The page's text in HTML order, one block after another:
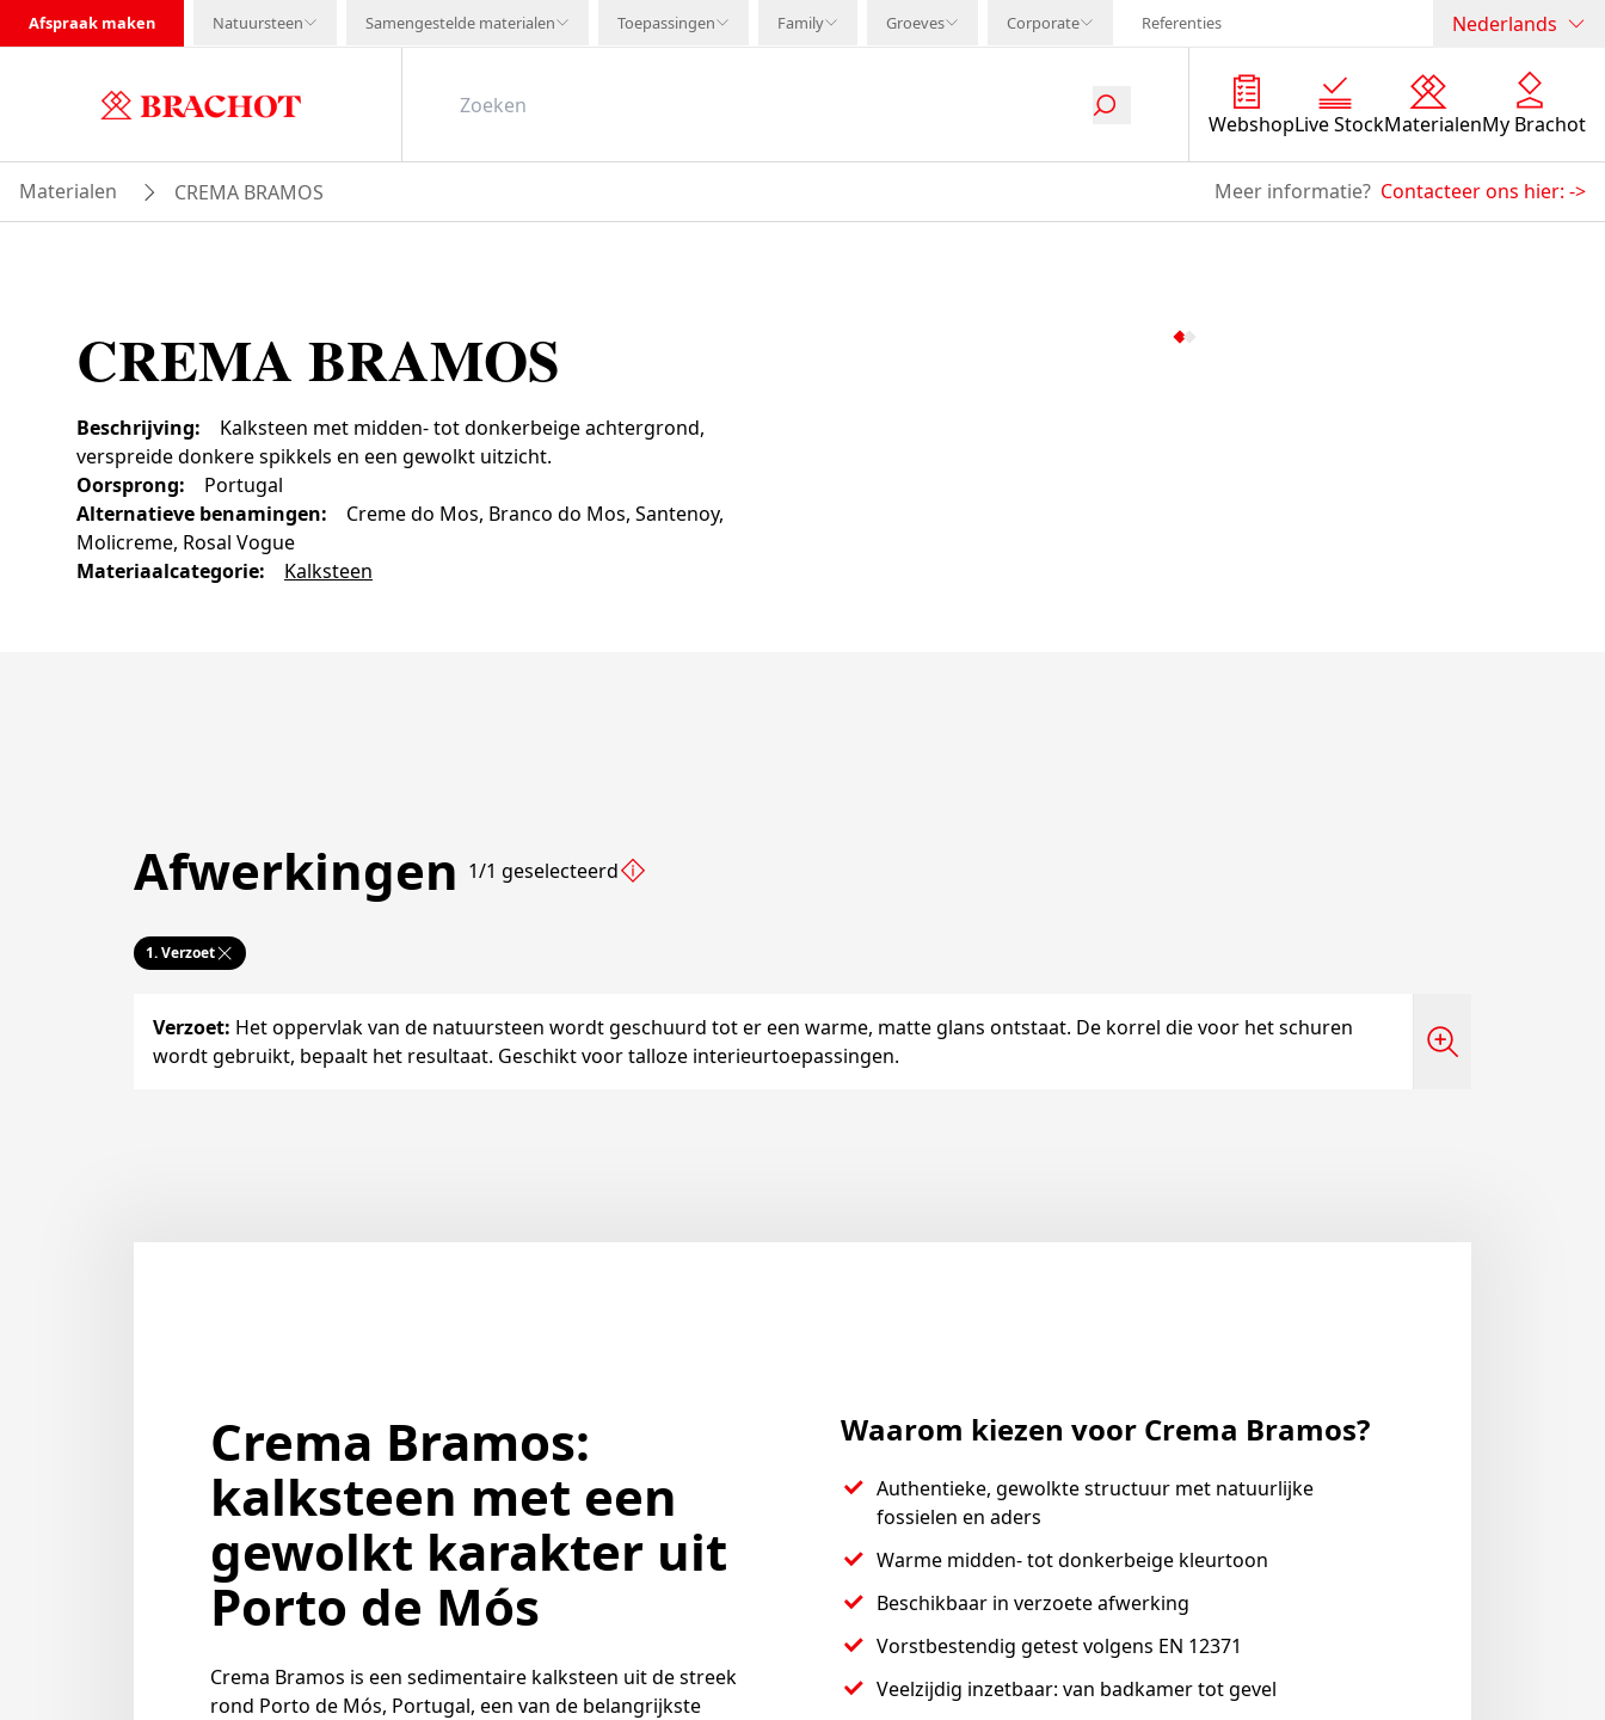
Afspraak maken Natuursteen Samengestelde materialen Toepassingen Family Groeves Corporate Referenties Nederlands
WebshopLive StockMaterialenMy Brachot
Materialen CREMA BRAMOS Meer informatie? Contacteer ons hier: ->
CREMA BRAMOS
Beschrijving:
Kalksteen met midden- tot donkerbeige achtergrond,
verspreide donkere spikkels en een gewolkt uitzicht.
Oorsprong:
Portugal
Alternatieve benamingen:
Creme do Mos, Branco do Mos, Santenoy,
Molicreme, Rosal Vogue
Materiaalcategorie: Kalksteen
Afwerkingen 1/1 geselecteerd
1.Verzoet
Verzoet: Het oppervlak van de natuursteen wordt geschuurd tot er een warme, matte glans ontstaat. De korrel die voor het schuren
wordt gebruikt, bepaalt het resultaat. Geschikt voor talloze interieurtoepassingen.
Crema Bramos:
kalksteen met een
gewolkt karakter uit
Porto de Mós
Crema Bramos is een sedimentaire kalksteen uit de streek
rond Porto de Mós, Portugal, een van de belangrijkste
Waarom kiezen voor Crema Bramos?
Authentieke, gewolkte structuur met natuurlijke
fossielen en aders
Warme midden- tot donkerbeige kleurtoon
Beschikbaar in verzoete afwerking
Vorstbestendig getest volgens EN 12371
Veelzijdig inzetbaar: van badkamer tot gevel